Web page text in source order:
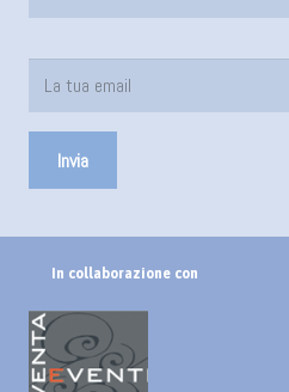
In collaborazione con